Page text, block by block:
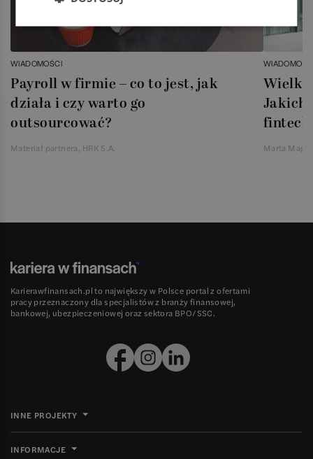
WIADOMOŚCI
Payroll w firmie – co to jest, jak
działa i czy warto go
outsourcować?
Materiał partnera, HRK S.A.
Jakich
Marta
Karierawfinansach.pl to największy w Polsce portal z ofertami
pracy przeznaczony dla specjalistów z branży finansowej,
bankowej, ubezpieczeniowej oraz sektora BPO/SSC.
INNE PROJEKTY
INFORMACJE